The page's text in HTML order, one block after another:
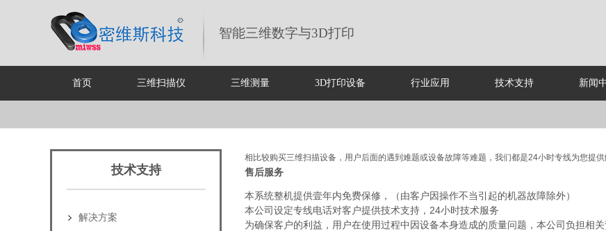
智能三维数字与3D打印
首页 三维扫描仪 三维测量 3D打印设备 行业应用 技术支持 新闻
技术支持
解决方案
相比较购买三维扫描设备，用户后面的遇到难题或设备故障等难题，我们都是24小时专线为您提
售后服务
本系统整机提供壹年内免费保修，（由客户因操作不当引起的机器故障除外）
本公司设定专线电话对客户提供技术支持， 24小时技术服务
为确保客户的利益，用户在使用过程中因设备本身造成的质量问题，本公司负担相关